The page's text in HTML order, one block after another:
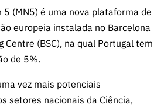
5 (MN5) é uma nova plataforma de
europeia instalada no Barcelona
Centre (BSC), na qual Portugal tem
de 5%.
vez mais potenciais
setores nacionais da Ciência,